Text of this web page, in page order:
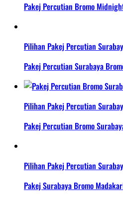
Pakej Percutian Bromo
Pilihan Pakej Percutian
Pakej Percutian Surabaya
Pilihan Pakej Percutian
Pakej Percutian Bromo
Pilihan Pakej Percutian
Pakej Surabaya Bromo